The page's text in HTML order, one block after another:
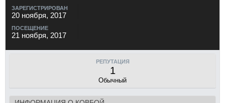
ЗАРЕГИСТРИРОВАН
20 ноября, 2017
ПОСЕЩЕНИЕ
21 ноября, 2017
РЕПУТАЦИЯ
1
Обычный